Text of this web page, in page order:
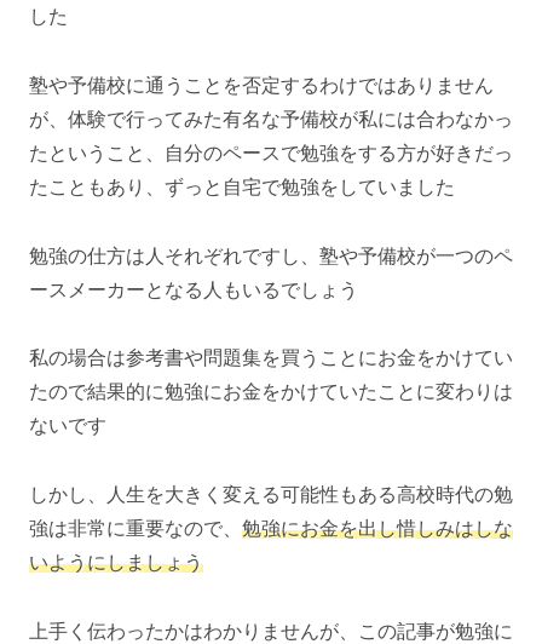
した
塾や予備校に通うことを否定するわけではありません
が、体験で行ってみた有名な予備校が私には合わなかっ
たということ、自分のペースで勉強をする方が好きだっ
たこともあり、ずっと自宅で勉強をしていました
勉強の仕方は人それぞれですし、塾や予備校が一つのペ
ースメーカーとなる人もいるでしょう
私の場合は参考書や問題集を買うことにお金をかけてい
たので結果的に勉強にお金をかけていたことに変わりは
ないです
しかし、人生を大きく変える可能性もある高校時代の勉
強は非常に重要なので、 勉強にお金を出し惜しみはしな
いようにしましょう
上手く伝わったかはわかりませんが、この記事が勉強に